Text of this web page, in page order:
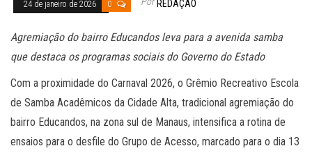
24 de janeiro de 2026 0 REDAÇÃO
Agremiação do bairro Educandos leva para a avenida samba
que destaca os programas sociais do Governo do Estado
Com a proximidade do Carnaval 2026, o Grêmio Recreativo Escola
de Samba Acadêmicos da Cidade Alta, tradicional agremiação do
bairro Educandos, na zona sul de Manaus, intensifica a rotina de
ensaios para o desfile do Grupo de Acesso, marcado para o dia 13